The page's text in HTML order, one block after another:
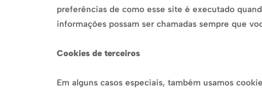
preferências de como esse site é executado
informações possam ser chamadas sempre que
Cookies de terceiros
Em alguns casos especiais, também usamos